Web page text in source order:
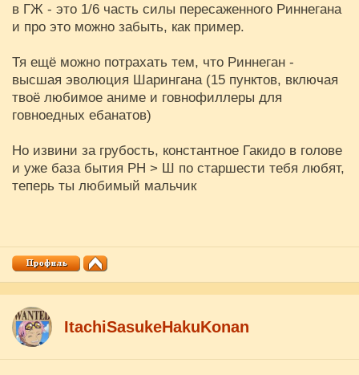
в ГЖ - это 1/6 часть силы пересаженного Риннегана
и про это можно забыть, как пример.
Тя ещё можно потрахать тем, что Риннеган -
высшая эволюция Шарингана (15 пунктов, включая
твоё любимое аниме и говнофиллеры для
говноедных ебанатов)
Но извини за грубость, константное Гакидо в голове
и уже база бытия РН > Ш по старшести тебя любят,
теперь ты любимый мальчик
ItachiSasukeHakuKonan